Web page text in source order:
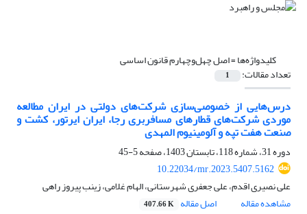
کلیدواژه‌ها =اصل چهل‌و‌چهارم قانون اساسی
تعداد مقالات: 1
درس‌هایی از خصوصی‌سازی شرکت‌های دولتی در ایران مطالعه
موردی شرکت‌های قطارهای مسافربری رجا، ایران ایرتور، کشت و
صنعت هفت تپه و آلومینیوم المهدی
دوره 31، شماره 118، تابستان 1403، صفحه
5-45
10.22034/mr.2023.5407.5162
علی نصیری اقدم، علی جعفری شهرستانی، الهام غلامی، زینب پیروز راهی
مشاهده مقاله
اصل مقاله 407.66 K